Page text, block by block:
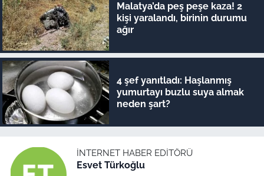
Malatya’da peş peşe kaza! 2
kişi yaralandı, birinin durumu
ağır
4 şef yanıtladı: Haşlanmış
yumurtayı buzlu suya almak
neden şart?
İNTERNET HABER EDITÖRÜ
Esvet Türkoğlu